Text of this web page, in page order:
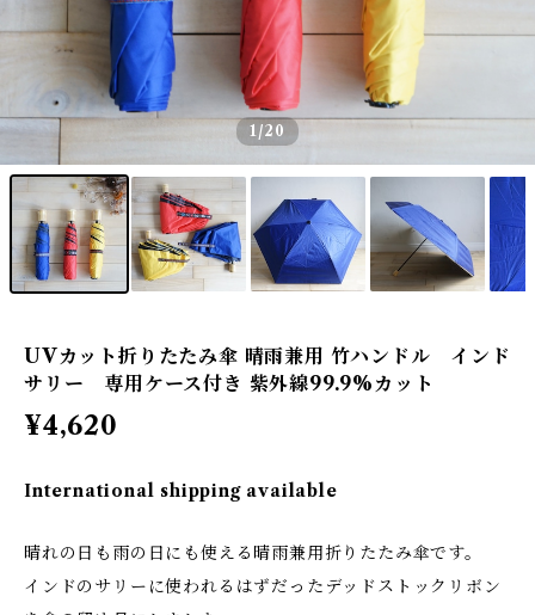
1/20
UVカット折りたたみ傘 晴雨兼用 竹ハンドル インド
サリー 専用ケース付き 紫外線99.9%カット
¥4,620
International shipping available
晴れの日も雨の日にも使える晴雨兼用折りたたみ傘です。
インドのサリーに使われるはずだったデッドストックリボン